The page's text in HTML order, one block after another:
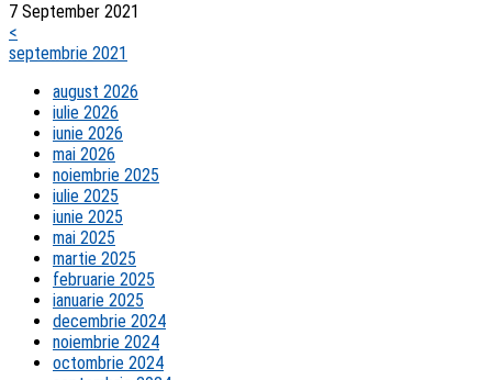
7 September 2021
<
septembrie 2021
august 2026
iulie 2026
iunie 2026
mai 2026
noiembrie 2025
iulie 2025
iunie 2025
mai 2025
martie 2025
februarie 2025
ianuarie 2025
decembrie 2024
noiembrie 2024
octombrie 2024